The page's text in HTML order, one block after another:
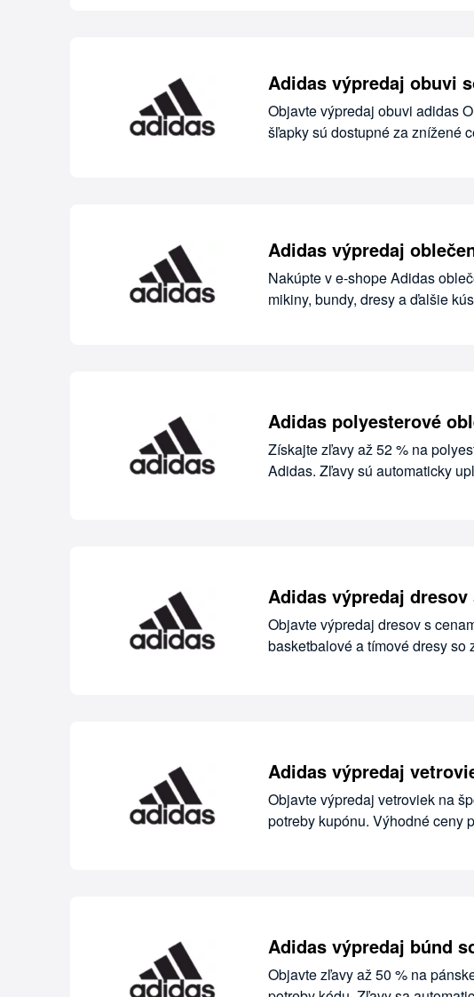
Adidas výpredaj obuvi
Objavte výpredaj obuvi adidas
šľapky sú dostupné za znížené
Adidas výpredaj
Nakúpte v e-shope Adidas
mikiny, bundy, dresy a ďalšie
Adidas polyesterové
Získajte zľavy až 52 % na
Adidas. Zľavy sú automaticky
Adidas výpredaj
Objavte výpredaj dresov s
basketbalové a tímové dresy so
Adidas výpredaj
Objavte výpredaj vetroviek na
potreby kupónu. Výhodné ceny
Adidas výpredaj búnd
Objavte zľavy až 50 % na